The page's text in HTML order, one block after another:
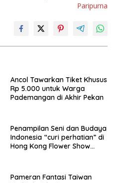
Paripurna
Ancol Tawarkan Tiket Khusus
Rp 5.000 untuk Warga
Pademangan di Akhir Pekan
Penampilan Seni dan Budaya
Indonesia “curi perhatian” di
Hong Kong Flower Show
Pameran Fantasi Taiwan